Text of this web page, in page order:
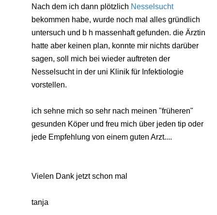
Nach dem ich dann plötzlich Nesselsucht
bekommen habe, wurde noch mal alles gründlich
untersuch und b h massenhaft gefunden. die Ärztin
hatte aber keinen plan, konnte mir nichts darüber
sagen, soll mich bei wieder auftreten der
Nesselsucht in der uni Klinik für Infektiologie
vorstellen.
ich sehne mich so sehr nach meinen "früheren"
gesunden Köper und freu mich über jeden tip oder
jede Empfehlung von einem guten Arzt....
Vielen Dank jetzt schon mal
tanja